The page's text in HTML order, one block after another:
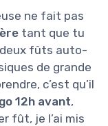
ne fait pas
tant que tu
deux fûts auto-
de grande
c’est qu’il
12h avant,
fût, je l’ai mis